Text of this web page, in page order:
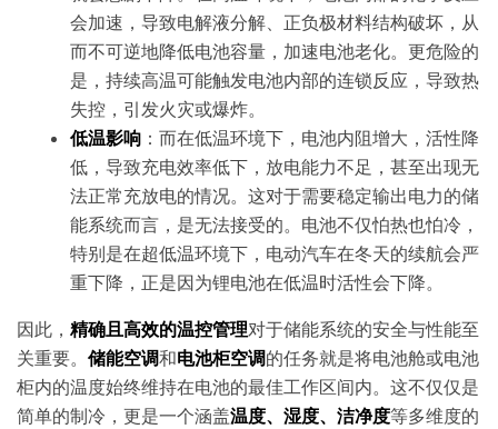
会加速，导致电解液分解、正负极材料结构破坏，从
而不可逆地降低电池容量，加速电池老化。更危险的
是，持续高温可能触发电池内部的连锁反应，导致热
失控，引发火灾或爆炸。
低温影响 ：而在低温环境下，电池内阻增大，活性降
低，导致充电效率低下，放电能力不足，甚至出现无
法正常充放电的情况。这对于需要稳定输出电力的储
能系统而言，是无法接受的。电池不仅怕热也怕冷，
特别是在超低温环境下，电动汽车在冬天的续航会严
重下降，正是因为锂电池在低温时活性会下降。
因此， 精确且高效的温控管理对于储能系统的安全与性能至
关重要。 储能空调和电池柜空调的任务就是将电池舱或电池
柜内的温度始终维持在电池的最佳工作区间内。这不仅仅是
简单的制冷，更是一个涵盖温度、湿度、洁净度等多维度的